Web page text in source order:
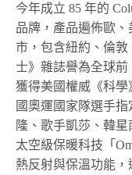
今年成立85年的
品牌，產品遍佈歐
市，包含紐約、倫
士》雜誌譽為全球前
獲得美國權威《科學
國奧運國家隊選手
隆、歌手凱莎、韓
太空級保暖科技「
熱反射與保溫功能